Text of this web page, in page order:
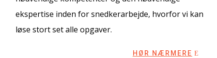
ekspertise inden for snedkerarbejde, hvorfor vi kan
løse stort set alle opgaver.
HØR NÆRMERE